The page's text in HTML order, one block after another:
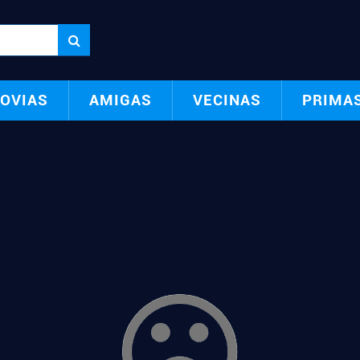
AMIGAS VECINAS